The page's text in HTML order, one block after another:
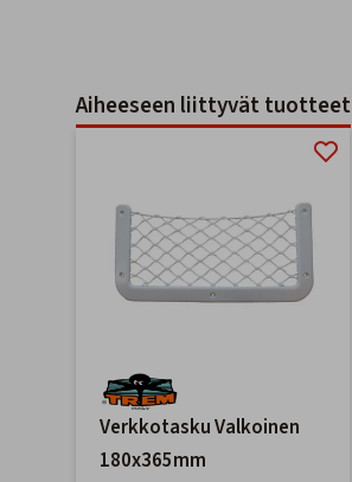
Aiheeseen liittyvät tuotteet
Verkkotasku Valkoinen
180x365mm